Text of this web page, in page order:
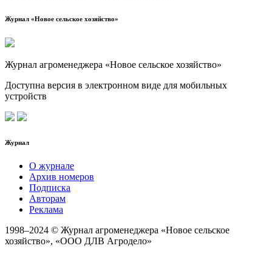
Журнал «Новое сельское хозяйство»
Журнал агроменеджера «Новое сельское хозяйство»
Доступна версия в электронном виде для мобильных
устройств
Журнал
О журнале
Архив номеров
Подписка
Авторам
Реклама
1998–2024 © Журнал агроменеджера «Новое сельское
хозяйство», «ООО ДЛВ Агродело»